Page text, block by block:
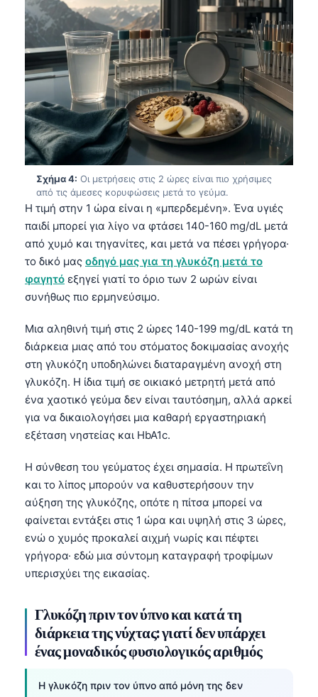
Σχήμα 4: Οι μετρήσεις στις 2 ώρες είναι πιο χρήσιμες
από τις άμεσες κορυφώσεις μετά το γεύμα.
Η τιμή στην 1 ώρα είναι η «μπερδεμένη». Ένα υγιές
παιδί μπορεί για λίγο να φτάσει 140-160 mg/dL μετά
από χυμό και τηγανίτες, και μετά να πέσει γρήγορα·
το δικό μας οδηγό μας για τη γλυκόζη μετά το
φαγητό εξηγεί γιατί το όριο των 2 ωρών είναι
συνήθως πιο ερμηνεύσιμο.
Μια αληθινή τιμή στις 2 ώρες 140-199 mg/dL κατά τη
διάρκεια μιας από του στόματος δοκιμασίας ανοχής
στη γλυκόζη υποδηλώνει διαταραγμένη ανοχή στη
γλυκόζη. Η ίδια τιμή σε οικιακό μετρητή μετά από
ένα χαοτικό γεύμα δεν είναι ταυτόσημη, αλλά αρκεί
για να δικαιολογήσει μια καθαρή εργαστηριακή
εξέταση νηστείας και HbA1c.
Η σύνθεση του γεύματος έχει σημασία. Η πρωτεΐνη
και το λίπος μπορούν να καθυστερήσουν την
αύξηση της γλυκόζης, οπότε η πίτσα μπορεί να
φαίνεται εντάξει στις 1 ώρα και υψηλή στις 3 ώρες,
ενώ ο χυμός προκαλεί αιχμή νωρίς και πέφτει
γρήγορα· εδώ μια σύντομη καταγραφή τροφίμων
υπερισχύει της εικασίας.
Γλυκόζη πριν τον ύπνο και κατά τη
διάρκεια της νύχτας: γιατί δεν υπάρχει
ένας μοναδικός φυσιολογικός αριθμός
Η γλυκόζη πριν τον ύπνο από μόνη της δεν